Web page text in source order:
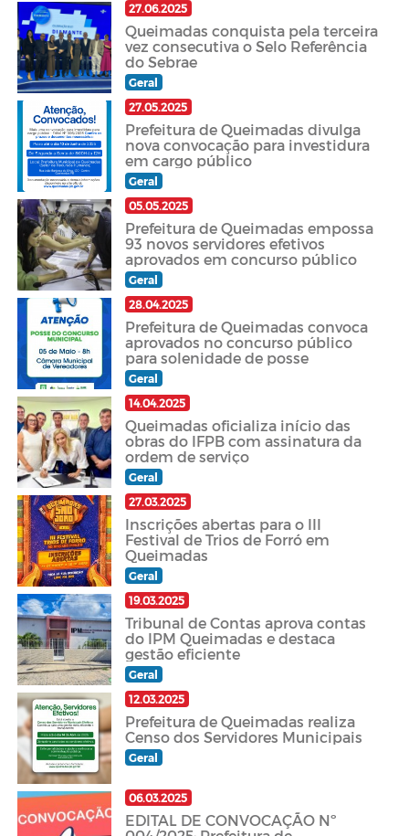
27.06.2025
Queimadas conquista pela terceira
vez consecutiva o Selo Referência
do Sebrae
Geral
27.05.2025
Prefeitura de Queimadas divulga
nova convocação para investidura
em cargo público
Geral
05.05.2025
Prefeitura de Queimadas empossa
93 novos servidores efetivos
aprovados em concurso público
Geral
28.04.2025
Prefeitura de Queimadas convoca
aprovados no concurso público
para solenidade de posse
Geral
14.04.2025
Queimadas oficializa início das
obras do IFPB com assinatura da
ordem de serviço
Geral
27.03.2025
Inscrições abertas para o III
Festival de Trios de Forró em
Queimadas
Geral
19.03.2025
Tribunal de Contas aprova contas
do IPM Queimadas e destaca
gestão eficiente
Geral
12.03.2025
Prefeitura de Queimadas realiza
Censo dos Servidores Municipais
Geral
06.03.2025
EDITAL DE CONVOCAÇÃO Nº